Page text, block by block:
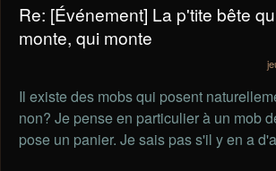
Re: [Événement] La p'tite bête
monte, qui monte
Il existe des mobs qui posent
non? Je pense en particulier à un mob
pose un panier. Je sais pas s'il y en a